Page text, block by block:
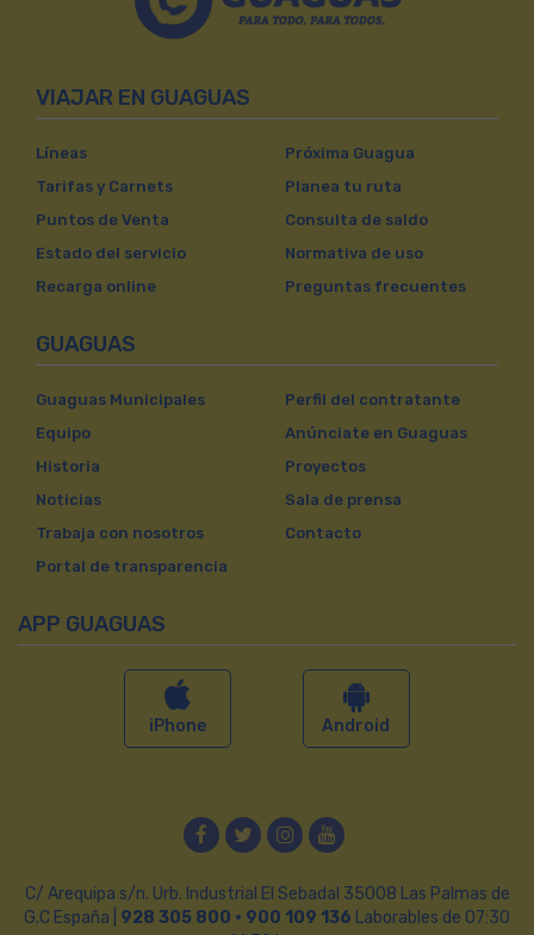
VIAJAR EN GUAGUAS
Líneas
Tarifas y Carnets
Puntos de Venta
Estado del servicio
Recarga online
Próxima Guagua
Planea tu ruta
Consulta de saldo
Normativa de uso
Preguntas frecuentes
GUAGUAS
Guaguas Municipales
Equipo
Historia
Noticias
Trabaja con nosotros
Portal de transparencia
Perfil del contratante
Anúnciate en Guaguas
Proyectos
Sala de prensa
Contacto
APP GUAGUAS
iPhone Android
FacebookTwitterInstagram
YouTube
C/ Arequipa s/n. Urb. Industrial El Sebadal 35008 Las Palmas de
G.C España | 928 305 800 · 900 109 136 Laborables de 07:30